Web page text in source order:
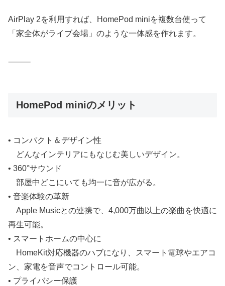
AirPlay 2を利用すれば、HomePod miniを複数台使って
「家全体がライブ会場」のような一体感を作れます。
⸻
HomePod miniのメリット
• コンパクト＆デザイン性
どんなインテリアにもなじむ美しいデザイン。
• 360°サウンド
部屋中どこにいても均一に音が広がる。
• 音楽体験の革新
Apple Musicとの連携で、4,000万曲以上の楽曲を快適に
再生可能。
• スマートホームの中心に
HomeKit対応機器のハブになり、スマート電球やエアコ
ン、家電を音声でコントロール可能。
• プライバシー保護